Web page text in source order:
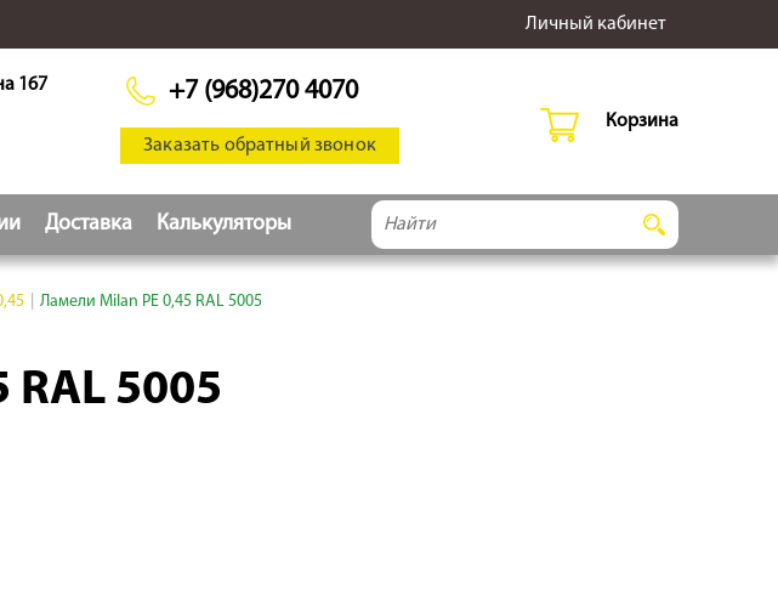
Личный кабинет
167
+7 (968)270 4070
Заказать обратный звонок
Корзина
Доставка Калькуляторы
Ламели Milan PE 0,45 RAL 5005
5005